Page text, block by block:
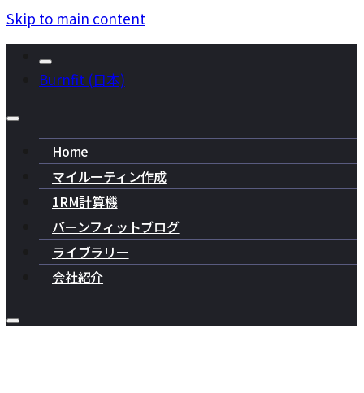
Skip to main content
Burnfit (日本)
Home
マイルーティン作成
1RM計算機
バーンフィットブログ
ライブラリー
会社紹介